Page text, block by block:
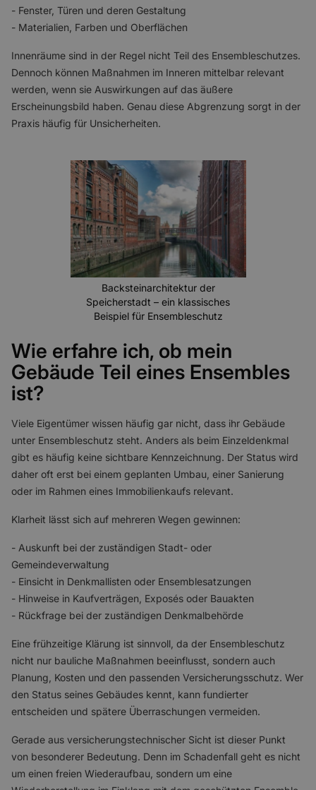
- Fenster, Türen und deren Gestaltung
- Materialien, Farben und Oberflächen
Innenräume sind in der Regel nicht Teil des Ensembleschutzes.
Dennoch können Maßnahmen im Inneren mittelbar relevant
werden, wenn sie Auswirkungen auf das äußere
Erscheinungsbild haben. Genau diese Abgrenzung sorgt in der
Praxis häufig für Unsicherheiten.
Backsteinarchitektur der
Speicherstadt – ein klassisches
Beispiel für Ensembleschutz
Wie erfahre ich, ob mein
Gebäude Teil eines Ensembles
ist?
Viele Eigentümer wissen häufig gar nicht, dass ihr Gebäude
unter Ensembleschutz steht. Anders als beim Einzeldenkmal
gibt es häufig keine sichtbare Kennzeichnung. Der Status wird
daher oft erst bei einem geplanten Umbau, einer Sanierung
oder im Rahmen eines Immobilienkaufs relevant.
Klarheit lässt sich auf mehreren Wegen gewinnen:
- Auskunft bei der zuständigen Stadt- oder
Gemeindeverwaltung
- Einsicht in Denkmallisten oder Ensemblesatzungen
- Hinweise in Kaufverträgen, Exposés oder Bauakten
- Rückfrage bei der zuständigen Denkmalbehörde
Eine frühzeitige Klärung ist sinnvoll, da der Ensembleschutz
nicht nur bauliche Maßnahmen beeinflusst, sondern auch
Planung, Kosten und den passenden Versicherungsschutz. Wer
den Status seines Gebäudes kennt, kann fundierter
entscheiden und spätere Überraschungen vermeiden.
Gerade aus versicherungstechnischer Sicht ist dieser Punkt
von besonderer Bedeutung. Denn im Schadenfall geht es nicht
um einen freien Wiederaufbau, sondern um eine